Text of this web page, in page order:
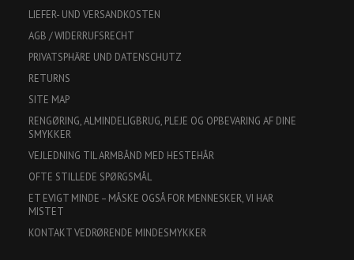
LIEFER- UND VERSANDKOSTEN
AGB / WIDERRUFSRECHT
PRIVATSPHÄRE UND DATENSCHUTZ
RETURNS
SITE MAP
RENGØRING, ALMINDELIGBRUG, PLEJE OG OPBEVARING AF DINE
SMYKKER
VEJLEDNING TIL ARMBÅND MED HESTEHÅR
OFTE STILLEDE SPØRGSMÅL
ET EVIGT MINDE – MÅSKE OGSÅ FOR MENNESKER, VI HAR
MISTET
KONTAKT VEDRØRENDE MINDESMYKKER